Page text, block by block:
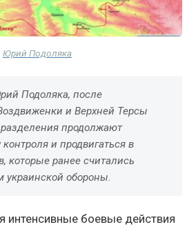
Юрий Подоляка
Подоляка, после
и Верхней Терсы
продолжают
и продвигаться в
которые ранее считались
украинской обороны.
интенсивные боевые действия